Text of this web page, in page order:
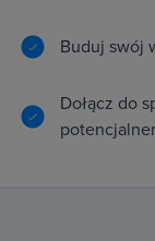
Buduj swój
Dołącz do